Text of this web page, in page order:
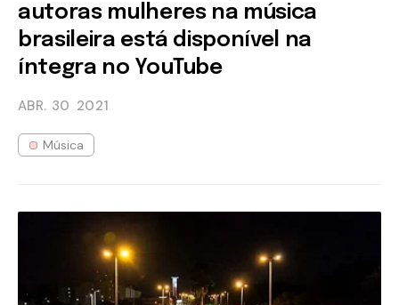
autoras mulheres na música
brasileira está disponível na
íntegra no YouTube
ABR. 30 2021
Música